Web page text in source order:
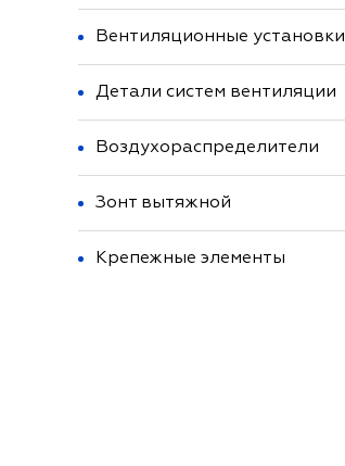
Вентиляционные установки
Детали систем вентиляции
Воздухораспределители
Зонт вытяжной
Крепежные элементы